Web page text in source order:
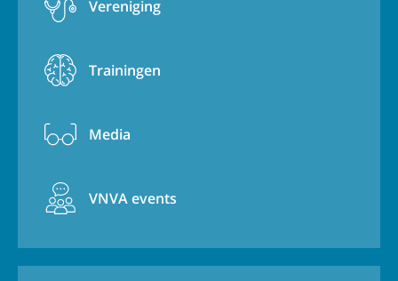
Vereniging
Trainingen
Media
VNVA events